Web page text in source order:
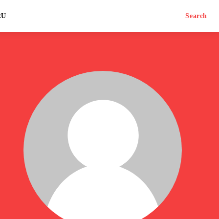
Search